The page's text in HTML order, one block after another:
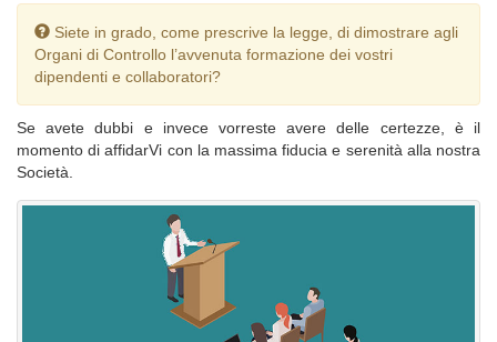
Siete in grado, come prescrive la legge, di dimostrare agli
Organi di Controllo l’avvenuta formazione dei vostri
dipendenti e collaboratori?
Se avete dubbi e invece vorreste avere delle certezze, è il
momento di affidarVi con la massima fiducia e serenità alla nostra
Società.